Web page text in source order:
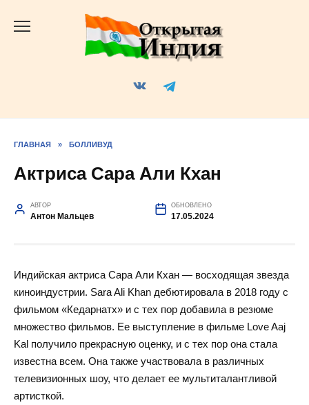
ГЛАВНАЯ » БОЛЛИВУД
Актриса Сара Али Кхан
АВТОР
Антон Мальцев
ОБНОВЛЕНО
17.05.2024
Индийская актриса Сара Али Кхан — восходящая звезда
киноиндустрии. Sara Ali Khan дебютировала в 2018 году с
фильмом «Кедарнатх» и с тех пор добавила в резюме
множество фильмов. Ее выступление в фильме Love Aaj
Kal получило прекрасную оценку, и с тех пор она стала
известна всем. Она также участвовала в различных
телевизионных шоу, что делает ее мультиталантливой
артисткой.